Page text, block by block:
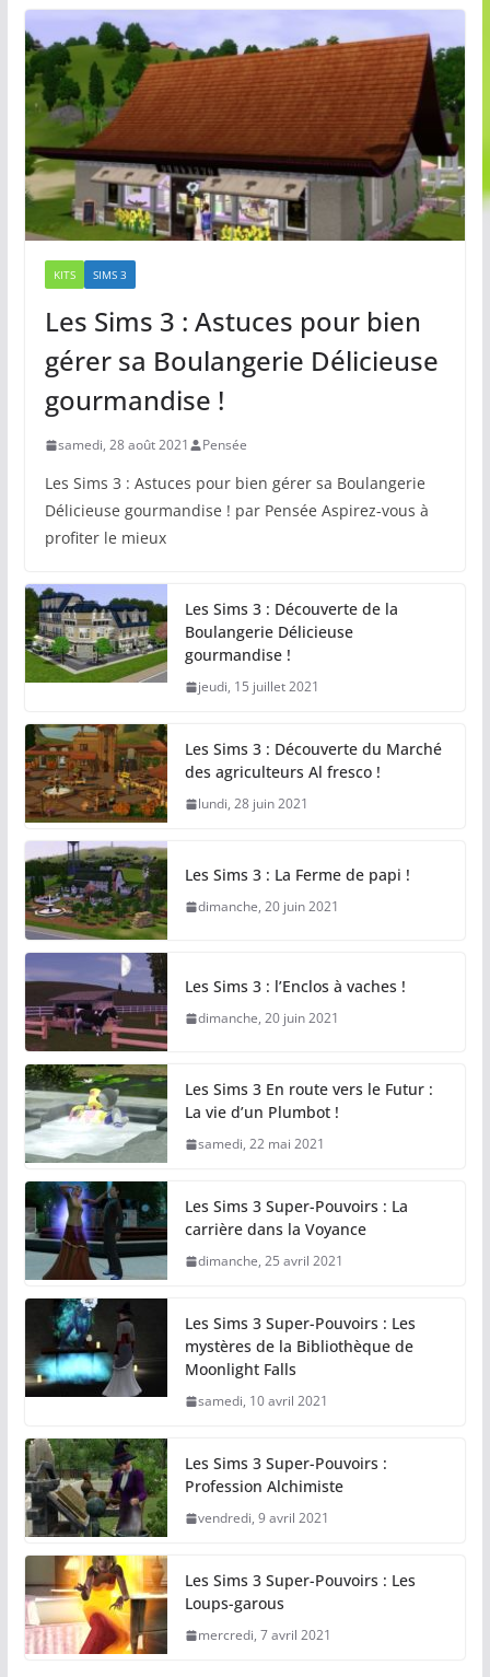
KITS SIMS 3
Les Sims 3 : Astuces pour bien
gérer sa Boulangerie Délicieuse
gourmandise !
samedi, 28 août 2021 Pensée
Les Sims 3 : Astuces pour bien gérer sa Boulangerie
Délicieuse gourmandise ! par Pensée Aspirez-vous à
profiter le mieux
Les Sims 3 : Découverte de la
Boulangerie Délicieuse
gourmandise !
jeudi, 15 juillet 2021
Les Sims 3 : Découverte du Marché
des agriculteurs Al fresco !
lundi, 28 juin 2021
Les Sims 3 : La Ferme de papi !
dimanche, 20 juin 2021
Les Sims 3 : l’Enclos à vaches !
dimanche, 20 juin 2021
Les Sims 3 En route vers le Futur :
La vie d’un Plumbot !
samedi, 22 mai 2021
Les Sims 3 Super-Pouvoirs : La
carrière dans la Voyance
dimanche, 25 avril 2021
Les Sims 3 Super-Pouvoirs : Les
mystères de la Bibliothèque de
Moonlight Falls
samedi, 10 avril 2021
Les Sims 3 Super-Pouvoirs :
Profession Alchimiste
vendredi, 9 avril 2021
Les Sims 3 Super-Pouvoirs : Les
Loups-garous
mercredi, 7 avril 2021